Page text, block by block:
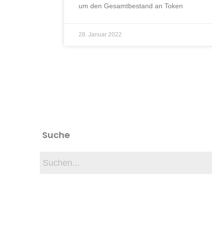
um den Gesamtbestand an Token
28. Januar 2022
Suche